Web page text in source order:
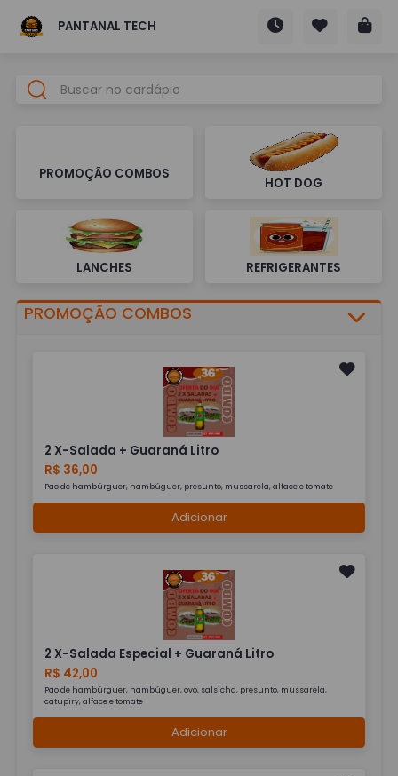
PANTANAL TECH
PROMOÇÃO COMBOS
HOT DOG
LANCHES REFRIGERANTES
PROMOÇÃO COMBOS
2 X-Salada + Guaraná Litro
R$ 36,00
Pao de hambúrguer, hambúguer, presunto, mussarela, alface e tomate
Adicionar
2 X-Salada Especial + Guaraná Litro
R$ 42,00
Pao de hambúrguer, hambúguer, ovo, salsicha, presunto, mussarela,
catupiry, alface e tomate
Adicionar